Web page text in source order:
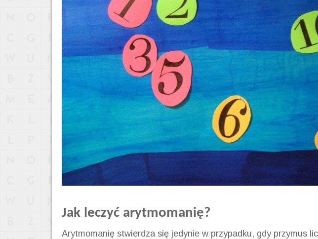
Jak leczyć arytmomanię?
Arytmomanię stwierdza się jedynie w przypadku, gdy przymus